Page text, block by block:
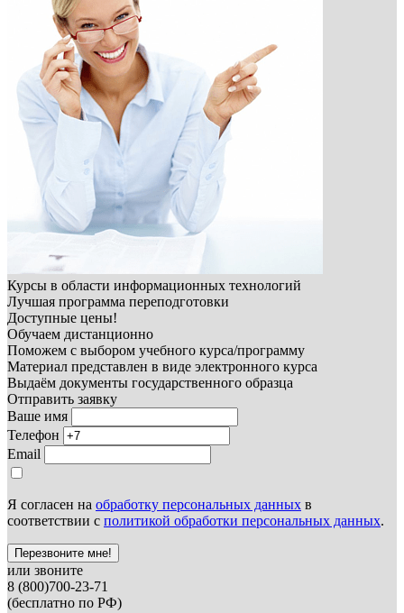
Курсы в области информационных технологий
Лучшая программа переподготовки
Доступные цены!
Обучаем дистанционно
Поможем с выбором учебного курса/программу
Материал представлен в виде электронного курса
Выдаём документы государственного образца
Отправить заявку
Ваше имя
Телефон
Email
Я согласен на обработку персональных данных в
соответствии с политикой обработки персональных данных.
Перезвоните мне!
или звоните
8 (800)700-23-71
(бесплатно по РФ)